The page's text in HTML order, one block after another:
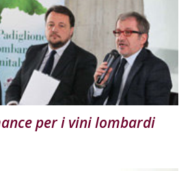
per i vini lombardi